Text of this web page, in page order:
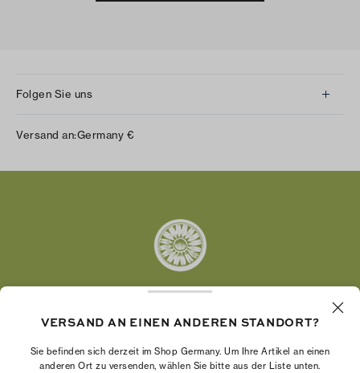
Folgen Sie uns
Twitter
Versand an:Germany €
Die Tory Burch Foundation stärkt die
Unternehmerinnen dabei unterstützt, ein starkes
VERSAND AN EINEN ANDEREN STANDORT?
Sie befinden sich derzeit im Shop Germany. Um Ihre Artikel an einen
anderen Ort zu versenden, wählen Sie bitte aus der Liste unten.